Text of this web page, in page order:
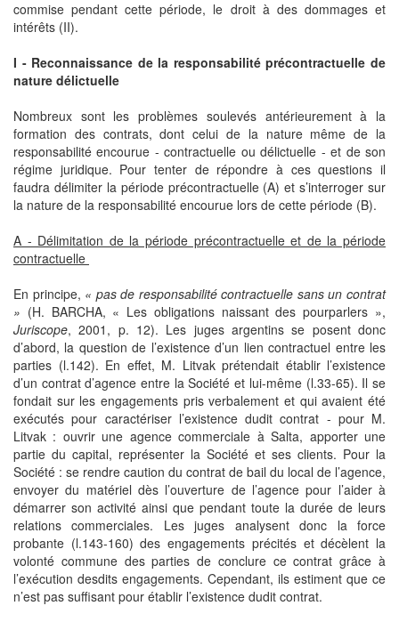
commise pendant cette période, le droit à des dommages et
intérêts (II).
I - Reconnaissance de la responsabilité précontractuelle de
nature délictuelle
Nombreux sont les problèmes soulevés antérieurement à la
formation des contrats, dont celui de la nature même de la
responsabilité encourue - contractuelle ou délictuelle - et de son
régime juridique. Pour tenter de répondre à ces questions il
faudra délimiter la période précontractuelle (A) et s’interroger sur
la nature de la responsabilité encourue lors de cette période (B).
A - Délimitation de la période précontractuelle et de la période
contractuelle
En principe, « pas de responsabilité contractuelle sans un contrat
» (H. BARCHA, « Les obligations naissant des pourparlers »,
Juriscope, 2001, p. 12). Les juges argentins se posent donc
d’abord, la question de l’existence d’un lien contractuel entre les
parties (l.142). En effet, M. Litvak prétendait établir l’existence
d’un contrat d’agence entre la Société et lui-même (l.33-65). Il se
fondait sur les engagements pris verbalement et qui avaient été
exécutés pour caractériser l’existence dudit contrat - pour M.
Litvak : ouvrir une agence commerciale à Salta, apporter une
partie du capital, représenter la Société et ses clients. Pour la
Société : se rendre caution du contrat de bail du local de l’agence,
envoyer du matériel dès l’ouverture de l’agence pour l’aider à
démarrer son activité ainsi que pendant toute la durée de leurs
relations commerciales. Les juges analysent donc la force
probante (l.143-160) des engagements précités et décèlent la
volonté commune des parties de conclure ce contrat grâce à
l’exécution desdits engagements. Cependant, ils estiment que ce
n’est pas suffisant pour établir l’existence dudit contrat.